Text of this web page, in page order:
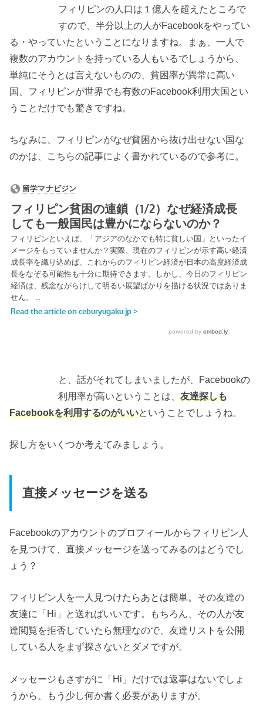
フィリピンの人口は１億人を超えたところで
すので、半分以上の人がFacebookをやってい
る・やっていたということになりますね。まぁ、一人で
複数のアカウントを持っている人もいるでしょうから、
単純にそうとは言えないものの、貧困率が異常に高い
国、フィリピンが世界でも有数のFacebook利用大国とい
うことだけでも驚きですね。
ちなみに、フィリピンがなぜ貧困から抜け出せない国な
のかは、こちらの記事によく書かれているので参考に。
と、話がそれてしまいましたが、Facebookの
利用率が高いということは、友達探しも
Facebookを利用するのがいいということでしょうね。
探し方をいくつか考えてみましょう。
直接メッセージを送る
Facebookのアカウントのプロフィールからフィリピン人
を見つけて、直接メッセージを送ってみるのはどうでし
ょう？
フィリピン人を一人見つけたらあとは簡単。その友達の
友達に「Hi」と送ればいいです。もちろん、その人が友
達閲覧を拒否していたら無理なので、友達リストを公開
している人をまず探さないとダメですが。
メッセージもさすがに「Hi」だけでは返事はないでしょ
うから、もう少し何か書く必要がありますが。